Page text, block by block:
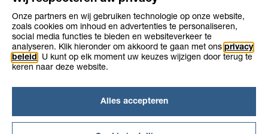
geen overige resultaten gevonden
Contact
Onze partners en wij gebruiken technologie op onze website,
zoals cookies om inhoud en advertenties te personaliseren,
social media functies te bieden en websiteverkeer te
analyseren. Klik hieronder om akkoord te gaan met ons privacy
beleid . U kunt op elk moment uw keuzes wijzigen door terug te
keren naar deze website.
Alles accepteren